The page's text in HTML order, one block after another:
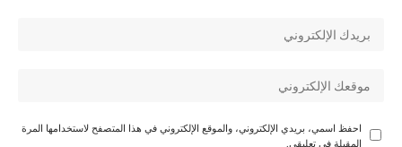
احفظ اسمي، بريدي الإلكتروني، والموقع الإلكتروني في هذا المتصفح لاستخدامها المرة
المقبلة في تعليقي.